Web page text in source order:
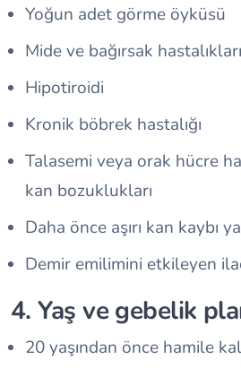
Yoğun adet görme öyküsü
Mide ve bağırsak hastalıkları
Hipotiroidi
Kronik böbrek hastalığı
Talasemi veya orak hücre
kan bozuklukları
Daha önce aşırı kan kaybı
Demir emilimini etkileyen
4. Yaş ve gebelik
20 yaşından önce hamile